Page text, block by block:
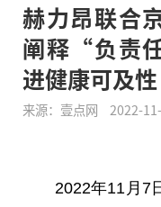
赫力昂联合
阐释“负责
进健康可及性
来源：壹点网 2022-
2022年11月7